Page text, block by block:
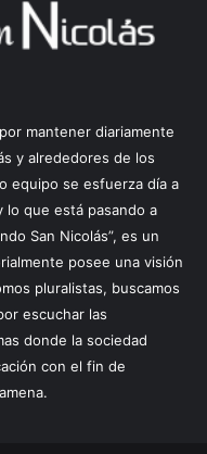
mantener diariamente
y alrededores de los
equipo se esfuerza día a
lo que está pasando a
San Nicolás”, es un
posee una visión
pluralistas, buscamos
escuchar las
donde la sociedad
con el fin de